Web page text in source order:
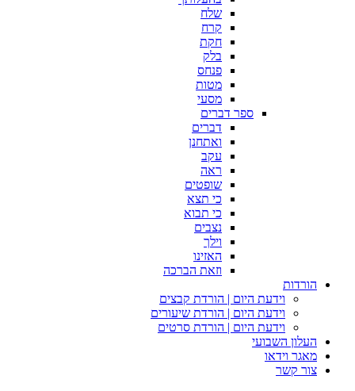
שלח
קרח
חקת
בלק
פנחס
מטות
מסעי
ספר דברים
דברים
ואתחנן
עקב
ראה
שופטים
כי תצא
כי תבוא
נצבים
וילך
האזינו
וזאת הברכה
הורדות
וידעת היום | הורדת קבצים
וידעת היום | הורדת שיעורים
וידעת היום | הורדת סרטים
העלון השבועי
מאגר וידאו
צור קשר